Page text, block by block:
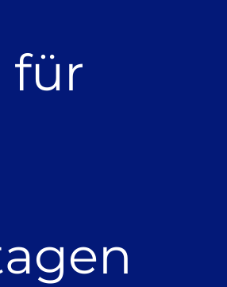
für